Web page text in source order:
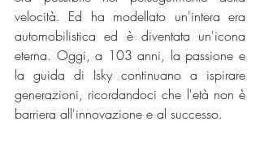
velocità. Ed ha modellato un'intera era
automobilistica ed è diventata un'icona
eterna. Oggi, a 103 anni, la passione e
la guida di Isky continuano a ispirare
generazioni, ricordandoci che l'età non è
barriera all'innovazione e al successo.